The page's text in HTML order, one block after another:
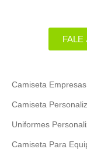
FALE
Camiseta Empresas
Camiseta
Uniformes
Camiseta Para